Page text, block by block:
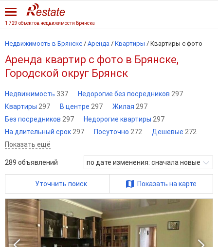
1 729 объектов недвижимости Брянска
Недвижимость в Брянске / Аренда / Квартиры / Квартиры с фото
Аренда квартир с фото в Брянске,
Городской округ Брянск
Недвижимость 337 Недорогие без посредников 297
Квартиры 297 В центре 297 Жилая 297
Без посредников 297 Недорогие квартиры 297
На длительный срок 297 Посуточно 272 Дешевые 272
Показать ещё
289 объявлений по дате изменения: сначала новые
Уточнить поиск Показать на карте